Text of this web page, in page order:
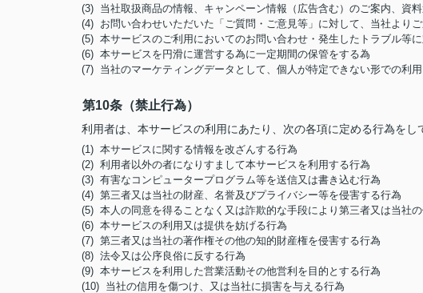
(3) 当社取扱商品の情報、キャンペーン情報（広告含む）のご案内、資
(4) お問い合わせいただいた「ご質問・ご意見等」に対して、当社より
(5) 本サービスのご利用においてのお問い合わせ・発生したトラブル等
(6) 本サービスを円滑に運営する為に一定期間の保管をする為
(7) 当社のマーケティングデータとして、個人が特定できない形での利
第10条（禁止行為）
利用者は、本サービスの利用にあたり、次の各項に定める行為をし
(1) 本サービスに関する情報を改ざんする行為
(2) 利用者以外の者になりすまして本サービスを利用する行為
(3) 有害なコンピュータープログラム等を送信又は書き込む行為
(4) 第三者又は当社の財産、名誉及びプライバシー等を侵害する行為
(5) 本人の同意を得ることなく又は詐欺的な手段により第三者又は当社
(6) 本サービスの利用又は提供を妨げる行為
(7) 第三者又は当社の著作権その他の知的財産権を侵害する行為
(8) 法令又は公序良俗に反する行為
(9) 本サービスを利用した営業活動その他営利を目的とする行為
(10) 当社の信用を傷つけ、又は当社に損害を与える行為